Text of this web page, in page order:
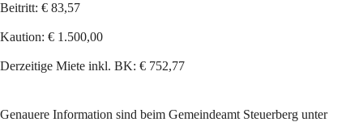
Beitritt: € 83,57
Kaution: € 1.500,00
Derzeitige Miete inkl. BK: € 752,77
Genauere Information sind beim Gemeindeamt Steuerberg unter